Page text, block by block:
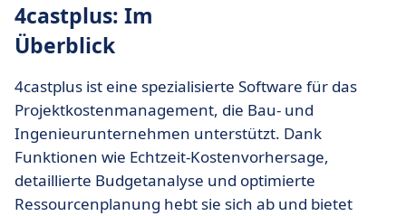
4castplus: Im
Überblick
4castplus ist eine spezialisierte Software für das
Projektkostenmanagement, die Bau- und
Ingenieurunternehmen unterstützt. Dank
Funktionen wie Echtzeit-Kostenvorhersage,
detaillierte Budgetanalyse und optimierte
Ressourcenplanung hebt sie sich ab und bietet